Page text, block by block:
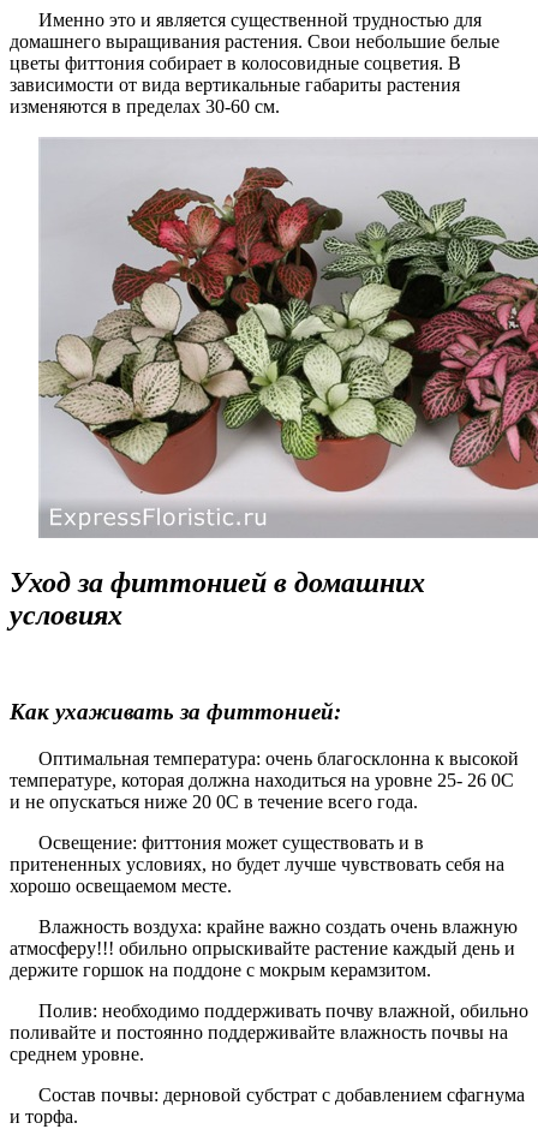
Именно это и является существенной трудностью для
домашнего выращивания растения. Свои небольшие белые
цветы фиттония собирает в колосовидные соцветия. В
зависимости от вида вертикальные габариты растения
изменяются в пределах 30-60 см.
Уход за фиттонией в домашних
условиях
Как ухаживать за фиттонией:
Оптимальная температура: очень благосклонна к высокой
температуре, которая должна находиться на уровне 25- 26 0С
и не опускаться ниже 20 0С в течение всего года.
Освещение: фиттония может существовать и в
притененных условиях, но будет лучше чувствовать себя на
хорошо освещаемом месте.
Влажность воздуха: крайне важно создать очень влажную
атмосферу!!! обильно опрыскивайте растение каждый день и
держите горшок на поддоне с мокрым керамзитом.
Полив: необходимо поддерживать почву влажной, обильно
поливайте и постоянно поддерживайте влажность почвы на
среднем уровне.
Состав почвы: дерновой субстрат с добавлением сфагнума
и торфа.